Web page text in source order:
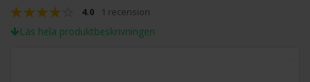
4.0 1 recension
Läs hela produktbeskrivningen